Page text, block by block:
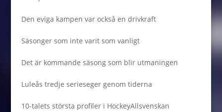
Den eviga kampen var också en drivkraft
Säsonger som inte varit som vanligt
Det är kommande säsong som blir utmaningen
Luleås tredje serieseger genom tiderna
10-talets största profiler i HockeyAllsvenskan